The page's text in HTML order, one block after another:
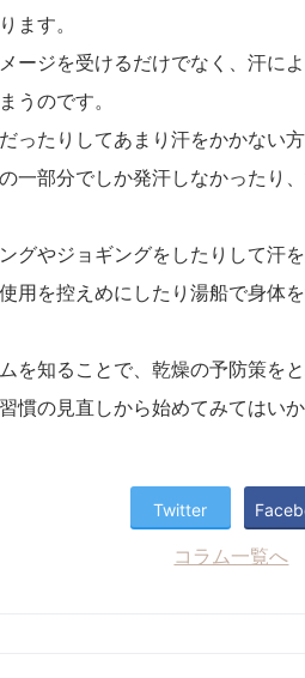
ます。
ージを受けるだけでなく、汗に
うのです。
ったりしてあまり汗をかかない
一部分でしか発汗しなかったり
グやジョギングをしたりして汗
用を控えめにしたり湯船で身体
を知ることで、乾燥の予防策を
慣の見直しから始めてみてはいか
Twitter
コラム一覧へ